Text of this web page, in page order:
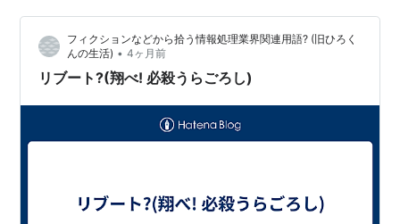
ネット上で物議を醸している。
番組では米歌姫レディー・ガガ（２５）を特集。
東日本大震災の被災地復興のためにポケットマネ
ーを含む約２億４０００万円を寄付したことを紹
この放送直後、簡易投稿サイト「ツイッター」で
フィクションなどから拾う情報処理業界関連用語? (旧ひろく
んの生活) • 4ヶ月前
リブート?(翔べ! 必殺うらごろし)